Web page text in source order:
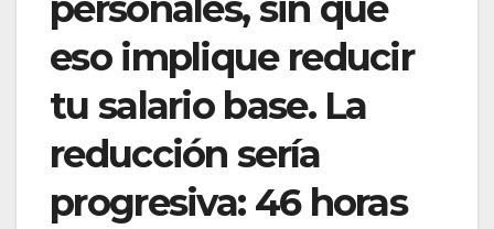
eso implique reducir
tu salario base. La
reducción sería
progresiva: 46 horas